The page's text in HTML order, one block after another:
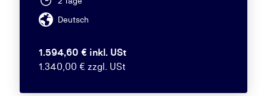
Deutsch
1.594,60 € inkl. USt
1.340,00 € zzgl. USt